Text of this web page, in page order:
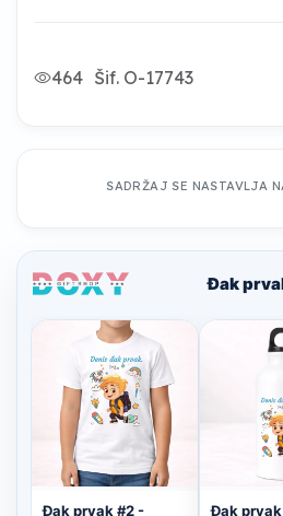
464 Šif. O-17743
SADRŽAJ SE NASTAVLJA